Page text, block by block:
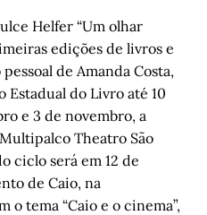
Helfer “Um olhar
edições de livros e
de Amanda Costa,
do Livro até 10
e 3 de novembro, a
Theatro São
ciclo será em 12 de
de Caio, na
o tema “Caio e o cinema”,